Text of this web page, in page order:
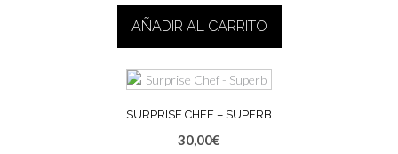
AÑADIR AL CARRITO
SURPRISE CHEF – SUPERB
30,00€